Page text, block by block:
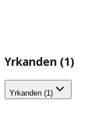
Yrkanden (1)
Yrkanden (1)